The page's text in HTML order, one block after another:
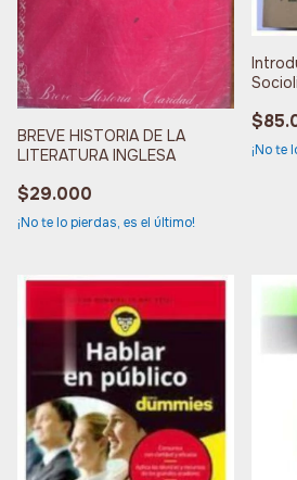
BREVE HISTORIA DE LA
LITERATURA INGLESA
$29.000
¡No te lo pierdas, es el último!
¡No te